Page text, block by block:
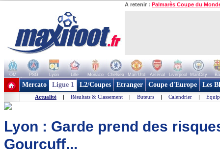
A retenir : Palmarès Coupe du
OM PSG Lyon Lille Monaco Chelsea Man Utd Arsenal Liverpool ManCity
+ de clubs
Mercato Ligue 1 L2/Coupes Etranger Coupe d'Europe Les
Actualité | Résultats & Classement | Buteurs | Calendrier |
Lyon : Garde prend des
Gourcuff...